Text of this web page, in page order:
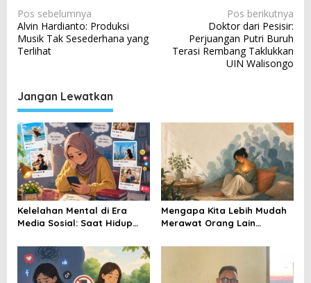
N
a
v
g
a
s
i
p
o
s
Pos sebelumnya
Alvin Hardianto: Produksi
Musik Tak Sesederhana yang
Terlihat
Pos berikutnya
Doktor dari Pesisir:
Perjuangan Putri Buruh
Terasi Rembang Taklukkan
UIN Walisongo
Jangan Lewatkan
Kelelahan Mental di Era
Media Sosial: Saat Hidup
Ukur Kebahagiaan
Mengapa Kita Lebih Mudah
Merawat Orang Lain
Diri Sendiri?